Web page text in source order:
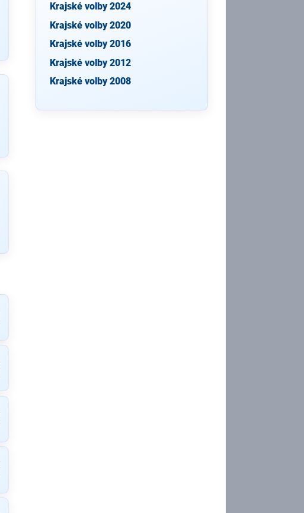
Krajské volby 2024
Krajské volby 2020
Krajské volby 2016
Krajské volby 2012
Krajské volby 2008